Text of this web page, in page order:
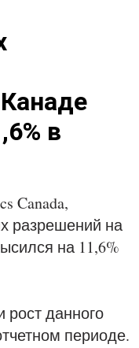
в
Canada,
разрешений на
на 11,6%
рост данного
периоде.